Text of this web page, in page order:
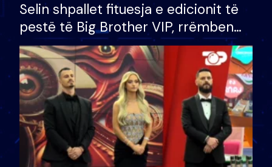
Selin shpallet fituesja e edicionit të
pestë të Big Brother VIP, rrëmben
çmimin e madh prej 100 mijë eurosh